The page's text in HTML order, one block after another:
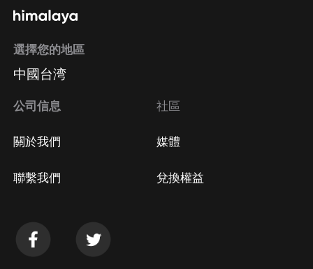
選擇您的地區
中國台湾
公司信息
關於我們
聯繫我們
社區
媒體
兌換權益